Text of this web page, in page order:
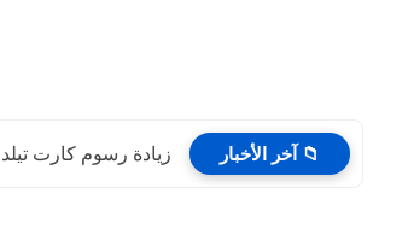
📁 آخر الأخبار زيادة رسوم كارت تيلدا Telda ؟ هل هي بداية نهاية...